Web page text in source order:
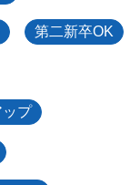
第二新卒OK
ップ